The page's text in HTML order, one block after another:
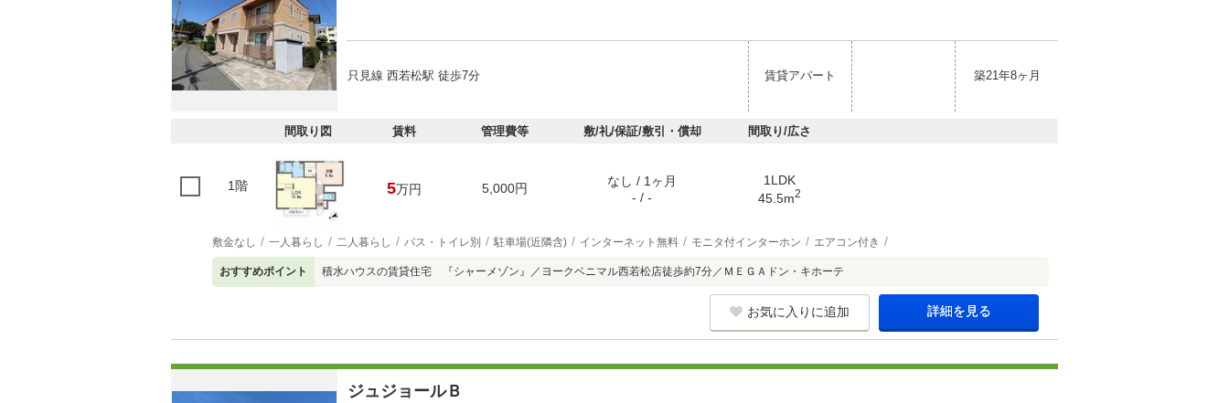
只見線 西若松駅 徒歩7分 賃貸アパート 築21年8ヶ月
間取り図 賃料 管理費等 敷/礼/保証/敷引・償却 間取り/広さ
1階 5万円 5,000円
なし / 1ヶ月
- / -
1LDK
45.5m2
敷金なし 一人暮らし 二人暮らし バス・トイレ別 駐車場(近隣含) インターネット無料 モニタ付インターホン エアコン付き
おすすめポイント 積水ハウスの賃貸住宅 『シャーメゾン』／ヨークベニマル西若松店徒歩約7分／ＭＥＧＡドン・キホーテ
お気に入りに追加 詳細を見る
ジュジョールＢ